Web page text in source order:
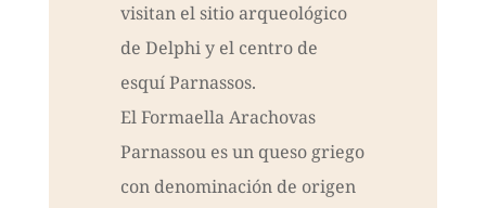
visitan el sitio arqueológico
de Delphi y el centro de
esquí Parnassos.
El Formaella Arachovas
Parnassou es un queso griego
con denominación de origen